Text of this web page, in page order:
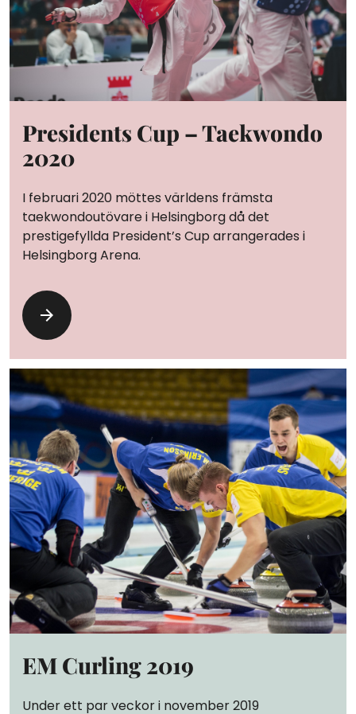
Presidents Cup – Taekwondo
2020
I februari 2020 möttes världens främsta
taekwondoutövare i Helsingborg då det
prestigefyllda President’s Cup arrangerades i
Helsingborg Arena.
EM Curling 2019
Under ett par veckor i november 2019